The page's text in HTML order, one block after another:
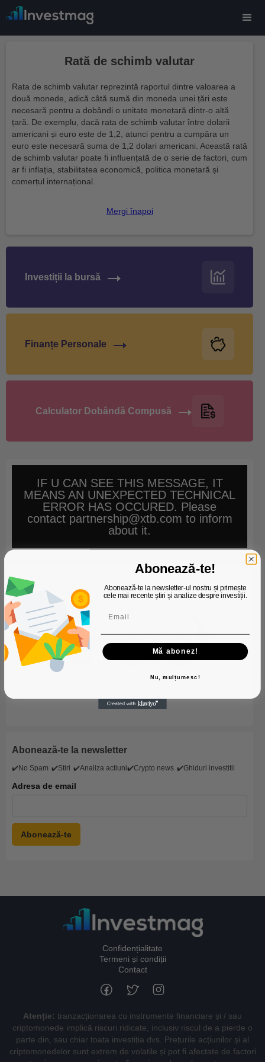
Rată de schimb valutar
Rata de schimb valutar reprezintă raportul dintre valoarea a
două monede, adică câtă sumă din moneda unei țări este
necesară pentru a dobândi o unitate monetară dintr-o altă
țară. De exemplu, dacă rata de schimb valutar între dolarii
americani și euro este de 1,2, atunci pentru a cumpăra un
euro este necesară suma de 1,2 dolari americani. Această rată
de schimb valutar poate fi influențată de o serie de factori, cum
ar fi inflația, stabilitatea economică, politica monetară și
comerțul internațional.
Mergi înapoi
Investiții la bursă
Finanțe Personale
Calculator Dobândă Compusă
IF U CAN SEE THIS MESSAGE, IT
MEANS AN UNEXPECTED TECHNICAL
ERROR HAS OCCURED. Please
contact partnership@xtb.com to inform
about it.
Abonează-te la newsletter
✔️No Spam ✔️Stiri ✔️Analiza actiuni✔️Crypto news ✔️Ghiduri investitii
Adresa de email
Confidențialitate
Termeni și condiții
Contact
Atenție: tranzacționarea cu instrumente financiare și / sau
criptomonede implică riscuri ridicate, inclusiv riscul de a pierde o
parte din, sau chiar toata investiția dvs. Prețurile acțiunilor și al
criptomonedelor sunt extrem de volatile și pot fi afectate de factori
Abonează-te!
Abonează-te la newsletter-ul nostru și primește
cele mai recente știri și analize despre investiții.
Mă abonez!
Nu, mulțumesc!